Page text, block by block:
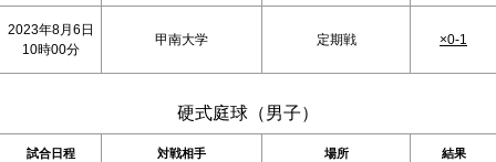
2023年8月6日
10時00分
甲南大学 定期戦 ×0-1
硬式庭球（男子）
試合日程 対戦相手 場所 結果